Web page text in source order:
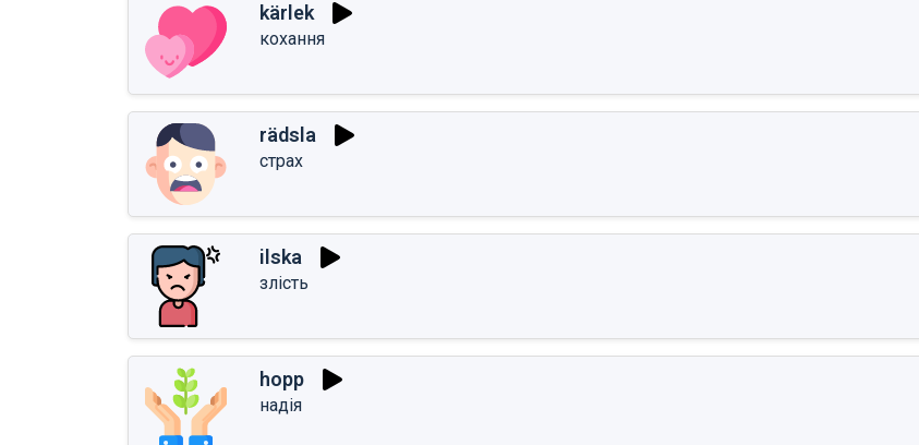
kärlek
кохання
rädsla
страх
ilska
злість
hopp
надія